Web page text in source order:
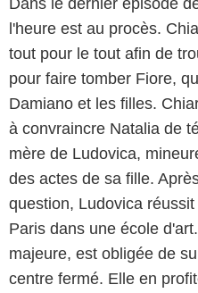
l'heure est au procès.
tout pour le tout afin de
pour faire tomber Fiore,
Damiano et les filles.
à convraincre Natalia de
mère de Ludovica,
des actes de sa fille.
question, Ludovica
Paris dans une école
majeure, est obligée de
centre fermé. Elle en